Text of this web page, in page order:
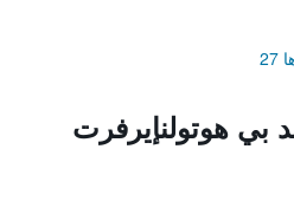
بي هوتولنإيرفرت